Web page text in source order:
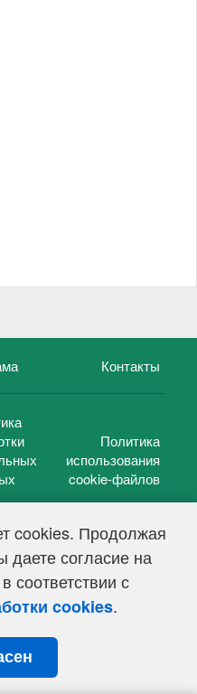
cookies. Продолжая
даете согласие на
соответствии с
cookies.
Контакты
Политика
использования
cookie-файлов
г.
Эл № ФС 77-39848, выдано
сфере связи,
коммуникаций